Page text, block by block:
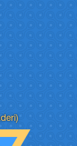
(Kay Ashkan Ardalan Afsharnaderi)